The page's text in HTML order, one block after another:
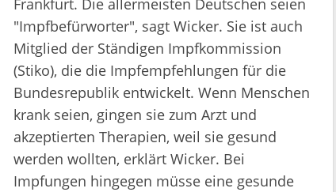
Frankfurt. Die allermeisten Deutschen seien
"Impfbefürworter", sagt Wicker. Sie ist auch
Mitglied der Ständigen Impfkommission
(Stiko), die die Impfempfehlungen für die
Bundesrepublik entwickelt. Wenn Menschen
krank seien, gingen sie zum Arzt und
akzeptierten Therapien, weil sie gesund
werden wollten, erklärt Wicker. Bei
Impfungen hingegen müsse eine gesunde